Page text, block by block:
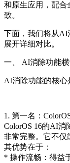
和原生应用，配合
致。
下面，我们将从AI
展开详细对比。
一、 AI消除功能
AI消除功能的核心
1. 第一名：
ColorOS 16的AI
非常完整。它不仅
其优势在于：
* 操作流畅：得益